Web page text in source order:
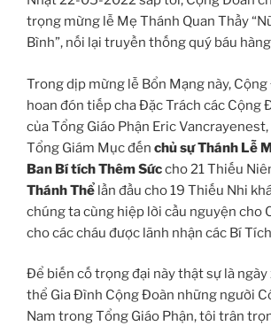
trọng mừng lễ Mẹ Thánh Quan Thầy
Bình”, nối lại truyền thống quý báu
Trong dịp mừng lễ Bổn Mạng này,
hoan đón tiếp cha Đặc Trách các Cộng
của Tổng Giáo Phận Eric
Tổng Giám Mục đến chủ sự Thánh Lễ
Ban Bí tích Thêm Sứccho 21 Thiếu
Thánh Thể lần đầu cho 19 Thiếu Nhi
chúng ta cùng hiệp lời cầu nguyện cho
cho các cháu được lãnh nhận các Bí
Để biến cố trọng đại này thật sự là
thể Gia Đình Cộng Đoàn những người
Nam trong Tổng Giáo Phận, tôi trân